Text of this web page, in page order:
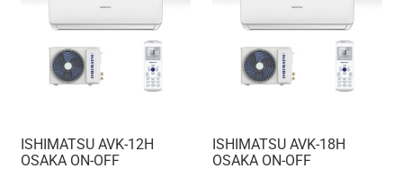
ISHIMATSU AVK-12H
OSAKA ON-OFF
ISHIMATSU AVK-18H
OSAKA ON-OFF